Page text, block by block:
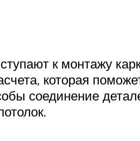
к монтажу
которая
соединение